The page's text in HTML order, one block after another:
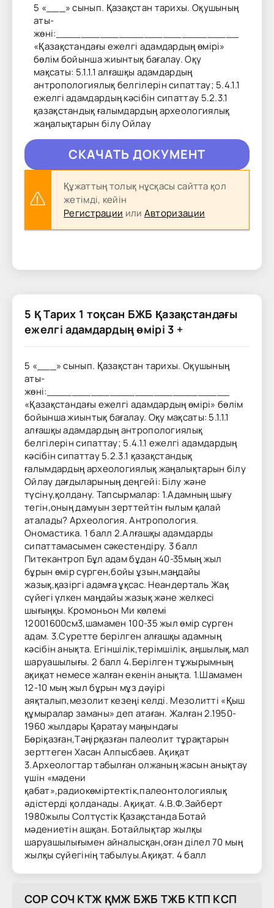
5 «___» сынып. Қазақстан тарихы. Оқушының
аты-
жөні:_____________________________
«Қазақстандағы ежелгі адамдардың өмірі»
бөлім бойынша жиынтық бағалау. Оқу
мақсаты: 5.1.1.1 алғашқы адамдардың
антропологиялық белгілерін сипаттау; 5.4.1.1
ежелгі адамдардың кәсібін сипаттау 5.2.3.1
қазақстандық ғалымдардың археологиялық
жаңалықтарын білу Ойлау
CКAЧAТЬ ДОКУМЕНТ
Құжаттың толық нұсқасы сайтта қол
жетімді, кейін
Регистрации или Авторизации
5 Қ Тарих 1 тоқсан БЖБ Қазақстандағы
ежелгі адамдардың өмірі 3 +
5 «___» сынып. Қазақстан тарихы. Оқушының
аты-
жөні:_____________________________
«Қазақстандағы ежелгі адамдардың өмірі» бөлім
бойынша жиынтық бағалау. Оқу мақсаты: 5.1.1.1
алғашқы адамдардың антропологиялық
белгілерін сипаттау; 5.4.1.1 ежелгі адамдардың
кәсібін сипаттау 5.2.3.1 қазақстандық
ғалымдардың археологиялық жаңалықтарын білу
Ойлау дағдыларының деңгейі: Білу және
түсіну,қолдану. Тапсырмалар: 1.Адамның шығу
тегін,оның дамуын зерттейтін ғылым қалай
аталады? Археология. Антропология.
Ономастика. 1 балл 2.Алғашқы адамдарды
сипаттамасымен сәкестендіру. 3 балл
Питекантроп Бұл адам бұдан 40-35мың жыл
бұрын өмір сүрген,бойы ұзын,маңдайы
жазық,қазіргі адамға ұқсас. Неандерталь Жақ
сүйегі үлкен маңдайы жазық және желкесі
шығыңқы. Кромоньон Ми көлемі
12001600см3,шамамен 100-35 жыл өмір сүрген
адам. 3.Суретте берілген алғашқы адамның
кәсібін анықта. Егіншілік,терімшілік, аңшылық,мал
шаруашылығы. 2 балл 4.Берілген тұжырымның
ақиқат немесе жалған екенін анықта. 1.Шамамен
12-10 мың жыл бұрын мұз дәуірі
аяқталып,мезолит кезеңі келді. Мезолитті «Қыш
құмыралар заманы» деп атаған. Жалған 2.1950-
1960 жылдары Қаратау маңындағы
Бөріқазған,Тәңірқазған палеолит тұрақтарын
зерттеген Хасан Алпысбаев. Ақиқат
3.Археологтар табылған олжаның жасын анықтау
үшін «мәдени
қабат»,радиокөміртектік,палеонтологиялық
әдістерді қолданады. Ақиқат. 4.В.Ф.Зайберт
1980жылы Солтүстік Қазақстанда Ботай
мәдениетін ашқан. Ботайлықтар жылқы
шаруашылығымен айналысқан,оған ділел 70 мың
жылқы сүйегінің табылуы.Ақиқат. 4 балл
COP COЧ KTЖ ҚMЖ БЖБ TЖБ KTП KCП